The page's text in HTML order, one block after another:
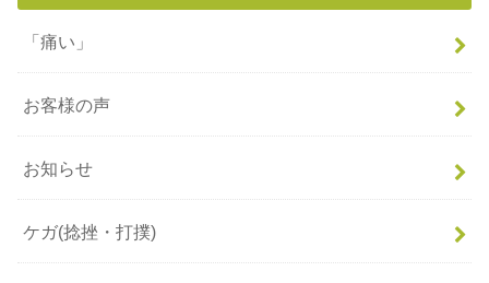
「痛い」
お客様の声
お知らせ
ケガ(捻挫・打撲)